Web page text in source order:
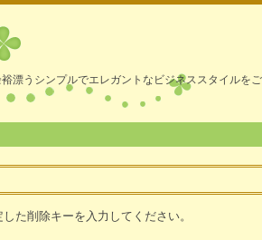
漂うシンプルでエレガントなビジネススタイルを
た削除キーを入力してください。